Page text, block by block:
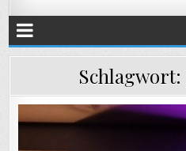
Schlagwort: